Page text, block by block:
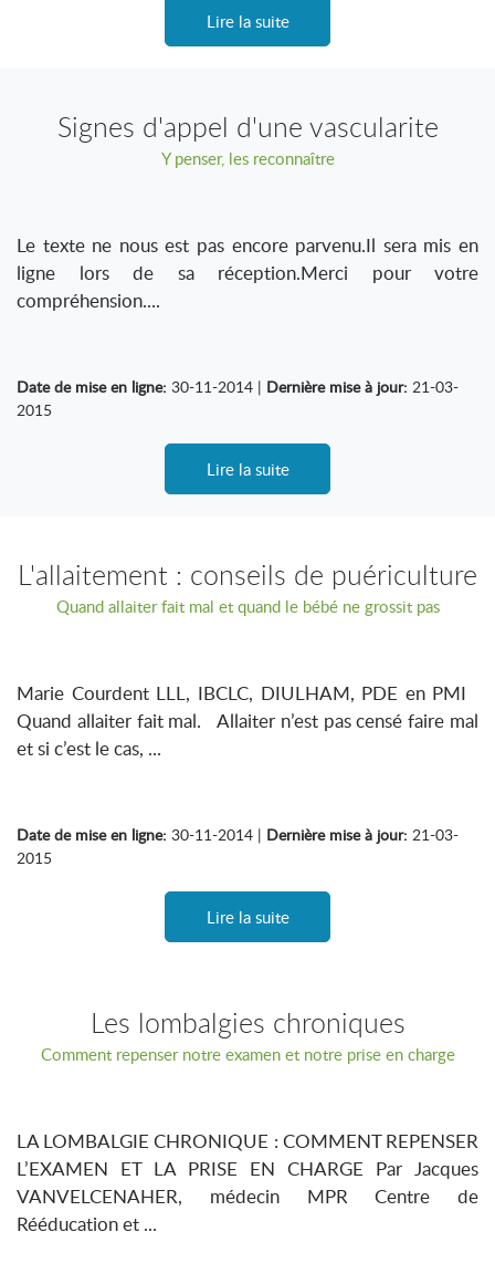
Lire la suite
Signes d'appel d'une vascularite
Y penser, les reconnaître
Le texte ne nous est pas encore parvenu.Il sera mis en
ligne lors de sa réception.Merci pour votre
compréhension....
Date de mise en ligne: 30-11-2014 | Dernière mise à jour: 21-03-
2015
Lire la suite
L'allaitement : conseils de puériculture
Quand allaiter fait mal et quand le bébé ne grossit pas
Marie Courdent LLL, IBCLC, DIULHAM, PDE en PMI
Quand allaiter fait mal. Allaiter n’est pas censé faire mal
et si c’est le cas, ...
Date de mise en ligne: 30-11-2014 | Dernière mise à jour: 21-03-
2015
Lire la suite
Les lombalgies chroniques
Comment repenser notre examen et notre prise en charge
LA LOMBALGIE CHRONIQUE : COMMENT REPENSER
L’EXAMEN ET LA PRISE EN CHARGE Par Jacques
VANVELCENAHER, médecin MPR Centre de
Rééducation et ...